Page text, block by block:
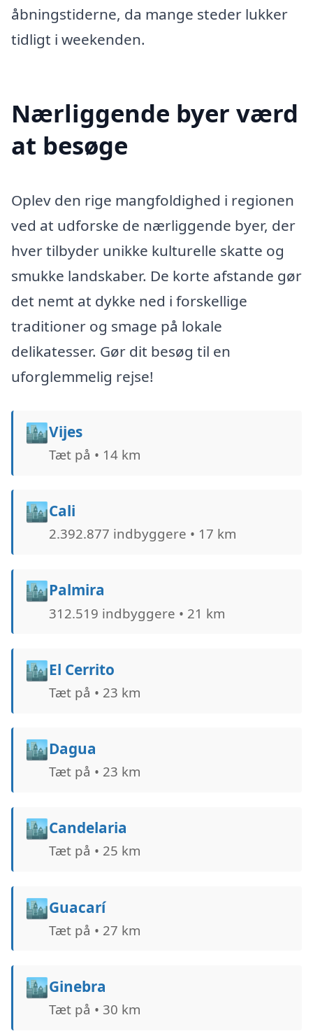
åbningstiderne, da mange steder lukker
tidligt i weekenden.
Nærliggende byer værd
at besøge
Oplev den rige mangfoldighed i regionen
ved at udforske de nærliggende byer, der
hver tilbyder unikke kulturelle skatte og
smukke landskaber. De korte afstande gør
det nemt at dykke ned i forskellige
traditioner og smage på lokale
delikatesser. Gør dit besøg til en
uforglemmelig rejse!
🏙️Vijes
Tæt på • 14 km
🏙️Cali
2.392.877 indbyggere • 17 km
🏙️Palmira
312.519 indbyggere • 21 km
🏙️El Cerrito
Tæt på • 23 km
🏙️Dagua
Tæt på • 23 km
🏙️Candelaria
Tæt på • 25 km
🏙️Guacarí
Tæt på • 27 km
🏙️Ginebra
Tæt på • 30 km